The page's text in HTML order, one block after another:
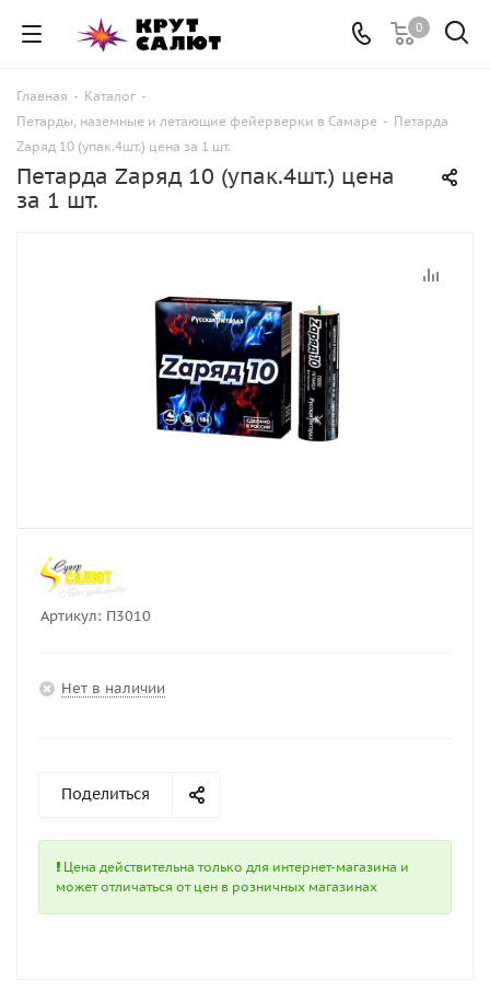
0
Главная - Каталог -
Петарды, наземные и летающие фейерверки в Самаре - Петарда
Zаряд 10 (упак.4шт.) цена за 1 шт.
Петарда Zаряд 10 (упак.4шт.) цена
за 1 шт.
Артикул: П3010
Нет в наличии
Поделиться
Цена действительна только для интернет-магазина и
может отличаться от цен в розничных магазинах